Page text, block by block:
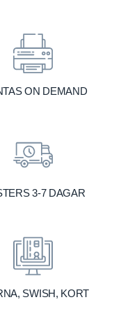
ON DEMAND
3-7 DAGAR
SWISH, KORT